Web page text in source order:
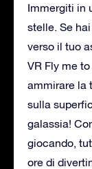
Immergiti in
stelle. Se
verso il tuo
VR Fly me
ammirare la
sulla
galassia!
giocando,
ore di